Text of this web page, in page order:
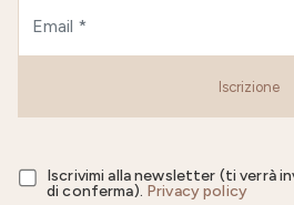
Iscrizione
Iscrivimi alla newsletter (ti verrà
di conferma). Privacy policy